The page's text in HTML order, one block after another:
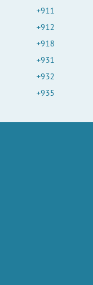
+911
+912
+918
+931
+932
+935